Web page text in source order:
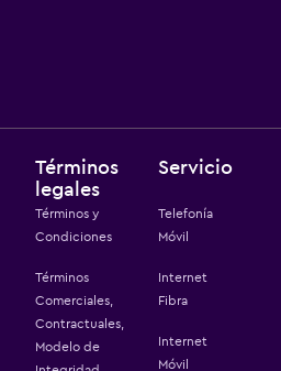
Términos
legales
Términos y
Condiciones
Términos
Comerciales,
Contractuales,
Modelo de
Servicio
Telefonía
Móvil
Internet
Fibra
Internet
Móvil